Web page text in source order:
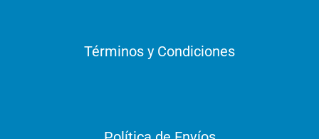
Términos y Condiciones